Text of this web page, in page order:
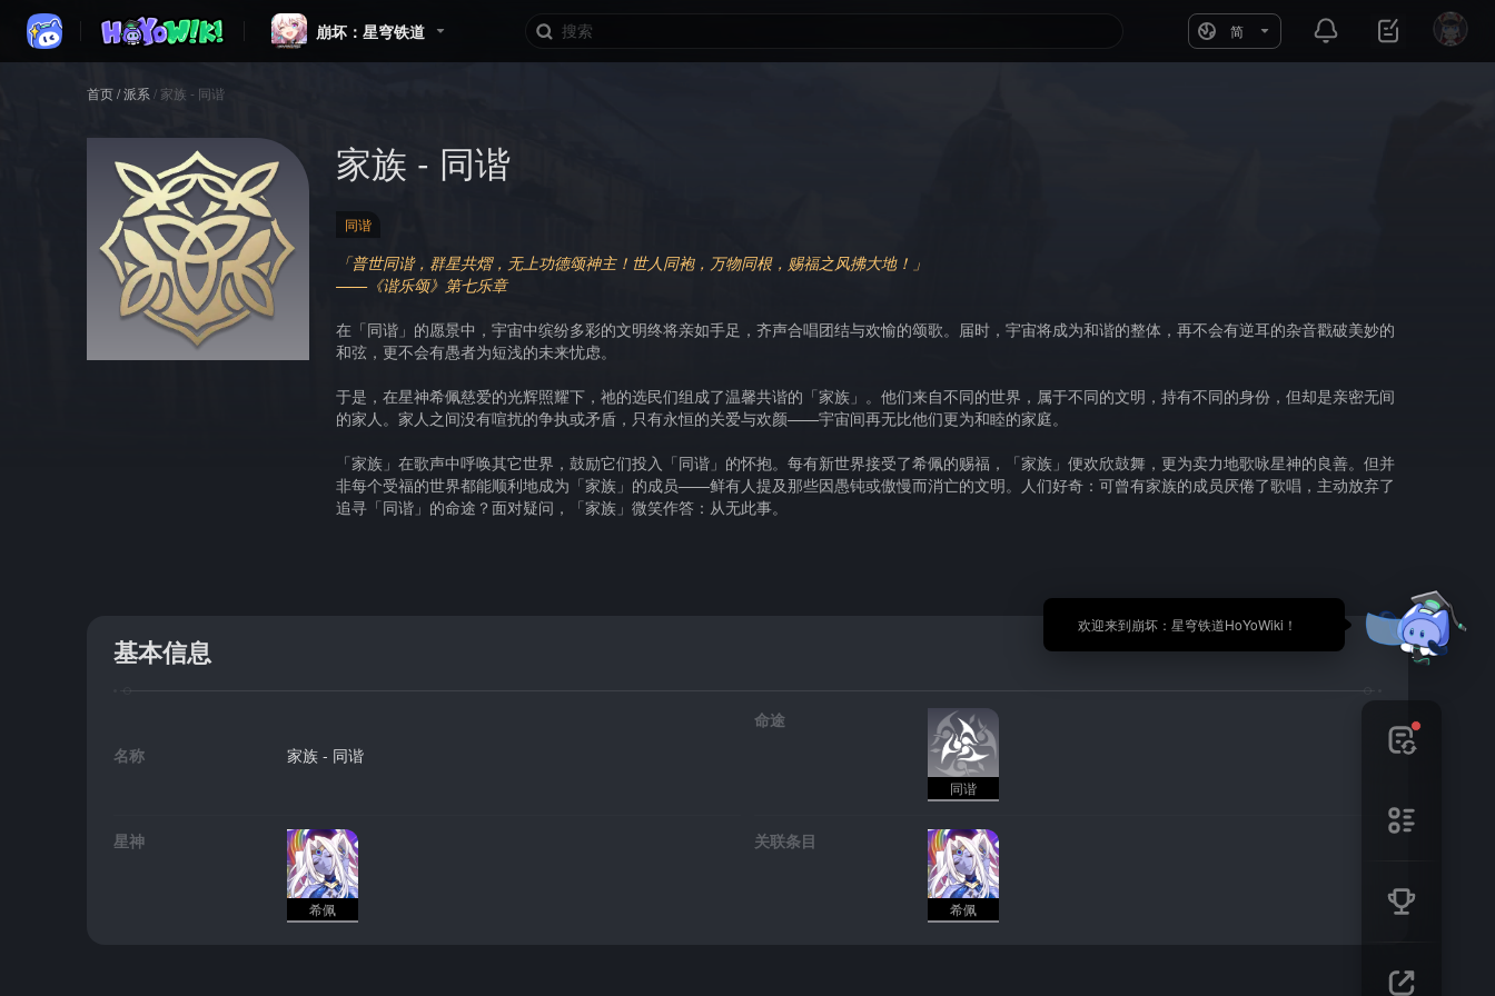
崩坏：星穹铁道 简
🎉 欢迎来到崩坏：星穹铁道HoYoWiki！
首页/派系 / 家族 - 同谐
家族 - 同谐
同谐
「普世同谐，群星共熠，无上功德颂神主！世人同袍，万物同根，赐福之风拂大地！」
——《谐乐颂》第七乐章
在「同谐」的愿景中，宇宙中缤纷多彩的文明终将亲如手足，齐声合唱团结与欢愉的颂歌。届时，宇宙将成为和谐的整体，再不会有逆耳的杂音戳破美妙的
和弦，更不会有愚者为短浅的未来忧虑。
于是，在星神希佩慈爱的光辉照耀下，祂的选民们组成了温馨共谐的「家族」。他们来自不同的世界，属于不同的文明，持有不同的身份，但却是亲密无间
的家人。家人之间没有喧扰的争执或矛盾，只有永恒的关爱与欢颜——宇宙间再无比他们更为和睦的家庭。
「家族」在歌声中呼唤其它世界，鼓励它们投入「同谐」的怀抱。每有新世界接受了希佩的赐福，「家族」便欢欣鼓舞，更为卖力地歌咏星神的良善。但并
非每个受福的世界都能顺利地成为「家族」的成员——鲜有人提及那些因愚钝或傲慢而消亡的文明。人们好奇：可曾有家族的成员厌倦了歌唱，主动放弃了
追寻「同谐」的命途？面对疑问，「家族」微笑作答：从无此事。
基本信息
名称 家族 - 同谐
命途
同谐
星神
希佩
关联条目
希佩